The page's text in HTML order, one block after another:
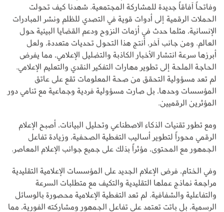
وفاتحاً آفاقاً جديدة للمشاركة المجتمعية. شهدنا كيف تحولت
الحملات الرقمية إلى أدوات قوية في التصدي للظلم ونشر المبادرات
الإنسانية، مثلما حدث في أزمات النزوح ودعم القضايا البيئية حول
العالم. ومن جانب آخر، أنتج هذا التحول تحديات متعددة، ولعل
أبرزها سرعة انتشار الأخبار الكاذبة والتضليل الإعلامي، مما يفرض
الحاجة الملحة إلى تطوير مهارات التفكير النقدي والتعليم الإعلامي.
لم تعد مسؤولية التحقق من صحة المعلومات تقع على عاتق
المؤسسات وحدها، بل صارت مسؤولية فردية وجماعية مع تنامي دور
المؤثرين الرقميين.
ومع تطور تقنيات الذكاء الاصطناعي وتحليل البيانات، أصبح الإعلام
الرقمي محوراً لتطوير أساليب التغطية الصحفية، وزيادة تفاعل
الجمهور مع المحتوى، مؤثراً بذلك على جميع جوانب الإعلام المعاصر.
وفي الختام، فرض الإعلام الجديد على المؤسسات الإعلامية التقليدية
مراجعة نماذج عملها التقليدية والتكيف مع متطلبات السرعة
والتفاعلية والشفافية. لم تعد التغطية الإعلامية محصورة بالوسائل
الرسمية، بل باتت تعتمد على تفاعل الجمهور ومشاركته الفورية، مما